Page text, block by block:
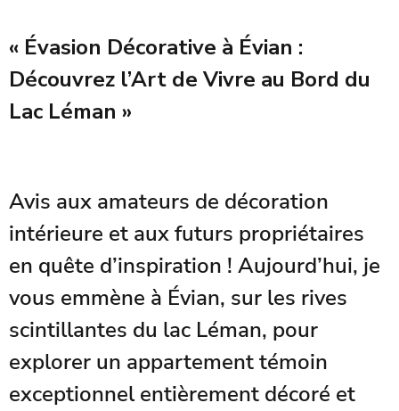
« Évasion Décorative à Évian :
Découvrez l’Art de Vivre au Bord du
Lac Léman »
Avis aux amateurs de décoration
intérieure et aux futurs propriétaires
en quête d’inspiration ! Aujourd’hui, je
vous emmène à Évian, sur les rives
scintillantes du lac Léman, pour
explorer un appartement témoin
exceptionnel entièrement décoré et